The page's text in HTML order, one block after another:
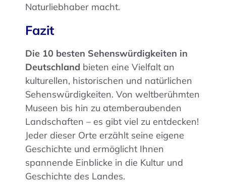
Naturliebhaber macht.
Fazit
Die 10 besten Sehenswürdigkeiten in
Deutschland bieten eine Vielfalt an
kulturellen, historischen und natürlichen
Sehenswürdigkeiten. Von weltberühmten
Museen bis hin zu atemberaubenden
Landschaften – es gibt viel zu entdecken!
Jeder dieser Orte erzählt seine eigene
Geschichte und ermöglicht Ihnen
spannende Einblicke in die Kultur und
Geschichte des Landes.